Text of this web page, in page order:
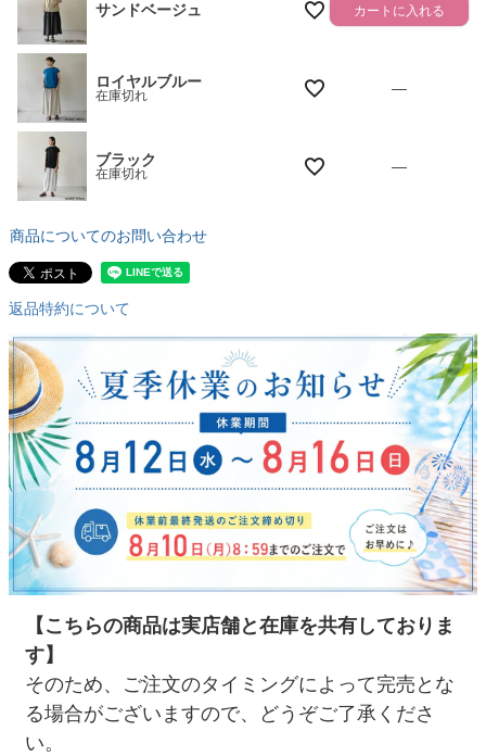
サンドベージュ カートに入れる
ロイヤルブルー
在庫切れ —
ブラック
在庫切れ —
商品についてのお問い合わせ
返品特約について
【こちらの商品は実店舗と在庫を共有しておりま
す】
そのため、ご注文のタイミングによって完売とな
る場合がございますので、どうぞご了承くださ
い。